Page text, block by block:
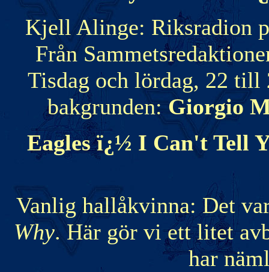
Kjell Alinge: Riksradion
Från
Tisdag och lördag, 22
bakgrunden: Giorgio
Eagles ï¿½ I Can't Tell
Vanlig hallåkvinna: Det
Why. Här gör vi ett litet
har